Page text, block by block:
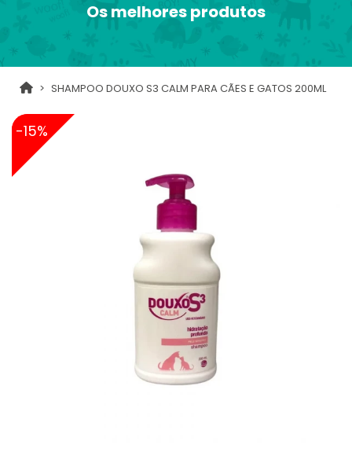
Os melhores produtos
SHAMPOO DOUXO S3 CALM PARA CÃES E GATOS 200ML
-15%